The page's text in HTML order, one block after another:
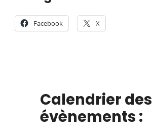
Facebook X
Calendrier des
évènements :